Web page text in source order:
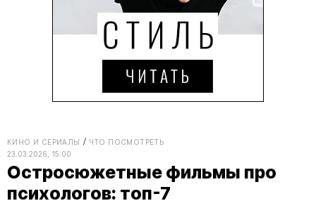
КИНО И СЕРИАЛЫ
ЧТО ПОСМОТРЕТЬ
23.03.2026, 15:00
Остросюжетные фильмы про
психологов: топ-7